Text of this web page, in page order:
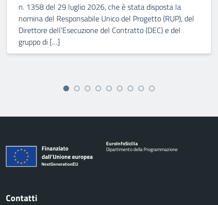
n. 1358 del 29 luglio 2026, che è stata disposta la
nomina del Responsabile Unico del Progetto (RUP), del
Direttore dell’Esecuzione del Contratto (DEC) e del
gruppo di […]
EuroInfoSicilia
Dipartimento della Programmazione
Contatti